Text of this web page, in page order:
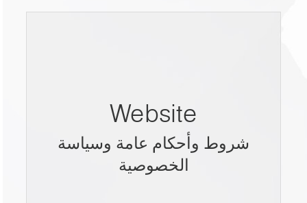
Website
شروط وأحكام عامة وسياسة
الخصوصية